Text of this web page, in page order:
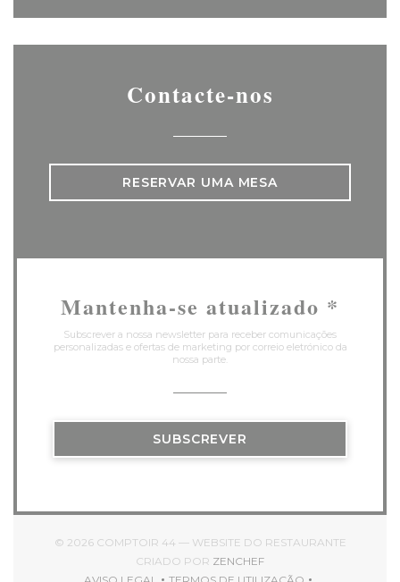
Contacte-nos
RESERVAR UMA MESA
Mantenha-se atualizado *
Subscrever a nossa newsletter para receber comunicações
personalizadas e ofertas de marketing por correio eletrónico da
nossa parte.
SUBSCREVER
© 2026 COMPTOIR 44 — WEBSITE DO RESTAURANTE
CRIADO POR ZENCHEF((ABRE NUMA NOVA